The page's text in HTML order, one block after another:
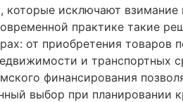
которые исключают взимание
практике такие
от приобретения товаров
и транспортных
финансирования
выбор при планировании